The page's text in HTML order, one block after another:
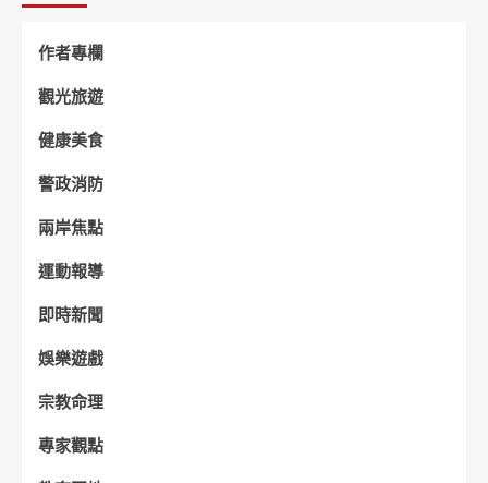
作者專欄
觀光旅遊
健康美食
警政消防
兩岸焦點
運動報導
即時新聞
娛樂遊戲
宗教命理
專家觀點